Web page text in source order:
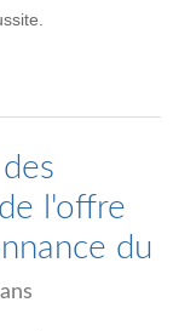
l'offre
du